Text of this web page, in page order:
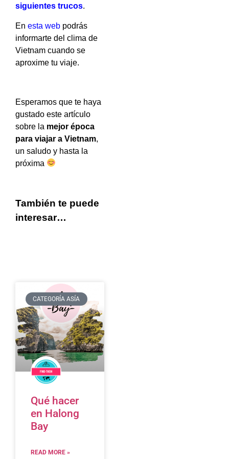
siguientes trucos.
En esta web podrás
informarte del clima de
Vietnam cuando se
aproxime tu viaje.
Esperamos que te haya
gustado este artículo
sobre la mejor época
para viajar a Vietnam,
un saludo y hasta la
próxima
También te puede
interesar…
CATEGORÍA ASÍA
Qué hacer
en Halong
Bay
READ MORE »